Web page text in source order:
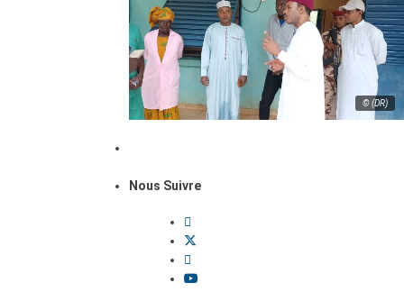
© (DR)
Nous Suivre